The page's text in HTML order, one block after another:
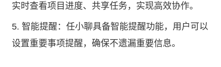
实时查看项目进度、共享任务，实现高效协作。
5. 智能提醒：任小聊具备智能提醒功能，用户可以
设置重要事项提醒，确保不遗漏重要信息。